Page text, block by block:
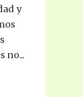
y
no...